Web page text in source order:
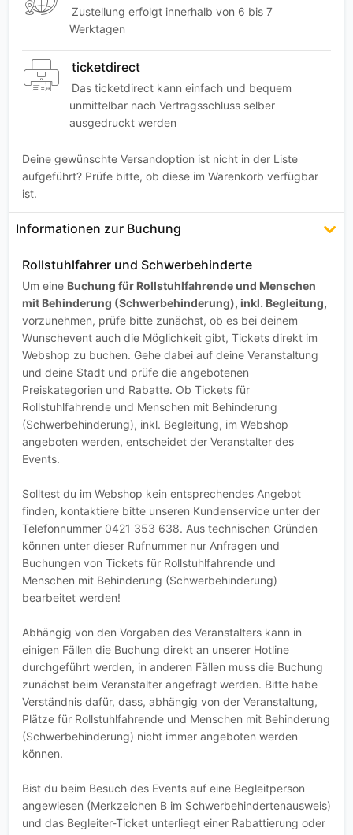
Zustellung erfolgt innerhalb von 6 bis 7
Werktagen
ticketdirect
Das ticketdirect kann einfach und bequem
unmittelbar nach Vertragsschluss selber
ausgedruckt werden
Deine gewünschte Versandoption ist nicht in der Liste
aufgeführt? Prüfe bitte, ob diese im Warenkorb verfügbar
ist.
Informationen zur Buchung
Rollstuhlfahrer und Schwerbehinderte
Um eine Buchung für Rollstuhlfahrende und Menschen
mit Behinderung (Schwerbehinderung), inkl. Begleitung,
vorzunehmen, prüfe bitte zunächst, ob es bei deinem
Wunschevent auch die Möglichkeit gibt, Tickets direkt im
Webshop zu buchen. Gehe dabei auf deine Veranstaltung
und deine Stadt und prüfe die angebotenen
Preiskategorien und Rabatte. Ob Tickets für
Rollstuhlfahrende und Menschen mit Behinderung
(Schwerbehinderung), inkl. Begleitung, im Webshop
angeboten werden, entscheidet der Veranstalter des
Events.
Solltest du im Webshop kein entsprechendes Angebot
finden, kontaktiere bitte unseren Kundenservice unter der
Telefonnummer 0421 353 638. Aus technischen Gründen
können unter dieser Rufnummer nur Anfragen und
Buchungen von Tickets für Rollstuhlfahrende und
Menschen mit Behinderung (Schwerbehinderung)
bearbeitet werden!
Abhängig von den Vorgaben des Veranstalters kann in
einigen Fällen die Buchung direkt an unserer Hotline
durchgeführt werden, in anderen Fällen muss die Buchung
zunächst beim Veranstalter angefragt werden. Bitte habe
Verständnis dafür, dass, abhängig von der Veranstaltung,
Plätze für Rollstuhlfahrende und Menschen mit Behinderung
(Schwerbehinderung) nicht immer angeboten werden
können.
Bist du beim Besuch des Events auf eine Begleitperson
angewiesen (Merkzeichen B im Schwerbehindertenausweis)
und das Begleiter-Ticket unterliegt einer Rabattierung oder